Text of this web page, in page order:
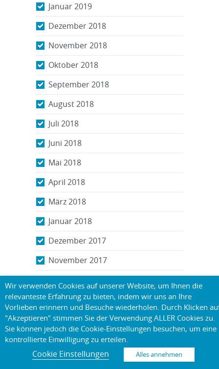
Januar 2019
Dezember 2018
November 2018
Oktober 2018
September 2018
August 2018
Juli 2018
Juni 2018
Mai 2018
April 2018
März 2018
Januar 2018
Dezember 2017
November 2017
September 2017
Juli 2017
Juni 2017
Mai 2017
Wir verwenden Cookies auf unserer Website, um Ihnen die
relevanteste Erfahrung zu bieten, indem wir uns an Ihre
Vorlieben erinnern und Besuche wiederholen. Durch Klicken
"Akzeptieren" stimmen Sie der Verwendung ALLER Cookies zu.
Sie können jedoch die Cookie-Einstellungen besuchen, um eine
kontrollierte Einwilligung zu erteilen.
Cookie Einstellungen Alles annehmen